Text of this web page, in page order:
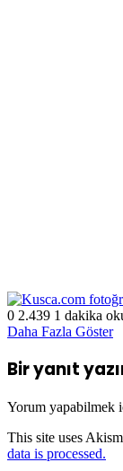
0 2.439 1 dakika
Daha Fazla Göster
Bir yanıt
Yorum yapabilmek
This site uses
data is processed.